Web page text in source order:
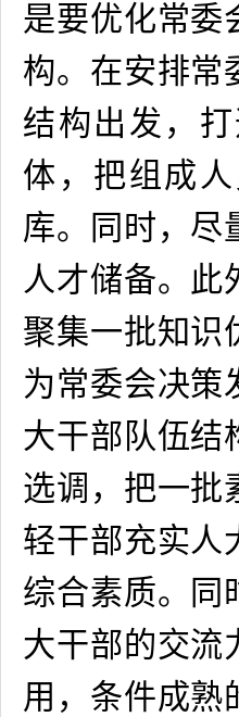
是要优化常委
构。在安排常
结构出发，
体，把组成
库。同时，尽
人才储备。此
聚集一批知识
为常委会决策
大干部队伍结
选调，把一批
轻干部充实人
综合素质。同
大干部的交流
用，条件成熟